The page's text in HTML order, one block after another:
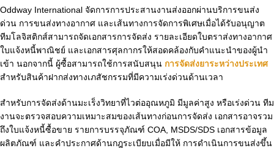
Oddway International จัดการการประสานงานส่งออกผ่านบริการขนส่ง
ด่วน การขนส่งทางอากาศ และเส้นทางการจัดการพิเศษเมื่อได้รับอนุญาต
ทีมโลจิสติกส์สามารถจัดเอกสารการจัดส่ง รายละเอียดใบตราส่งทางอากาศ
ใบแจ้งหนี้พาณิชย์ และเอกสารศุลกากรให้สอดคล้องกับคำแนะนำของผู้นำ
เข้า นอกจากนี้ ผู้ซื้อสามารถใช้การสนับสนุน การจัดส่งยาระหว่างประเทศ
สำหรับสินค้าฝากส่งทางเภสัชกรรมที่มีความเร่งด่วนด้านเวลา
สำหรับการจัดส่งด้านมะเร็งวิทยาที่ไวต่ออุณหภูมิ มีมูลค่าสูง หรือเร่งด่วน ทีม
งานจะตรวจสอบความเหมาะสมของเส้นทางก่อนการจัดส่ง เอกสารอาจรวม
ถึงใบแจ้งหนี้ซื้อขาย รายการบรรจุภัณฑ์ COA, MSDS/SDS เอกสารข้อมูล
ผลิตภัณฑ์ และคำประกาศด้านกฎระเบียบเมื่อมีให้ การดำเนินการขนส่งขึ้น